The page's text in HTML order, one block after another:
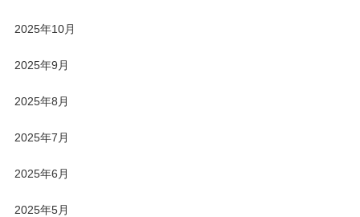
2025年10月
2025年9月
2025年8月
2025年7月
2025年6月
2025年5月